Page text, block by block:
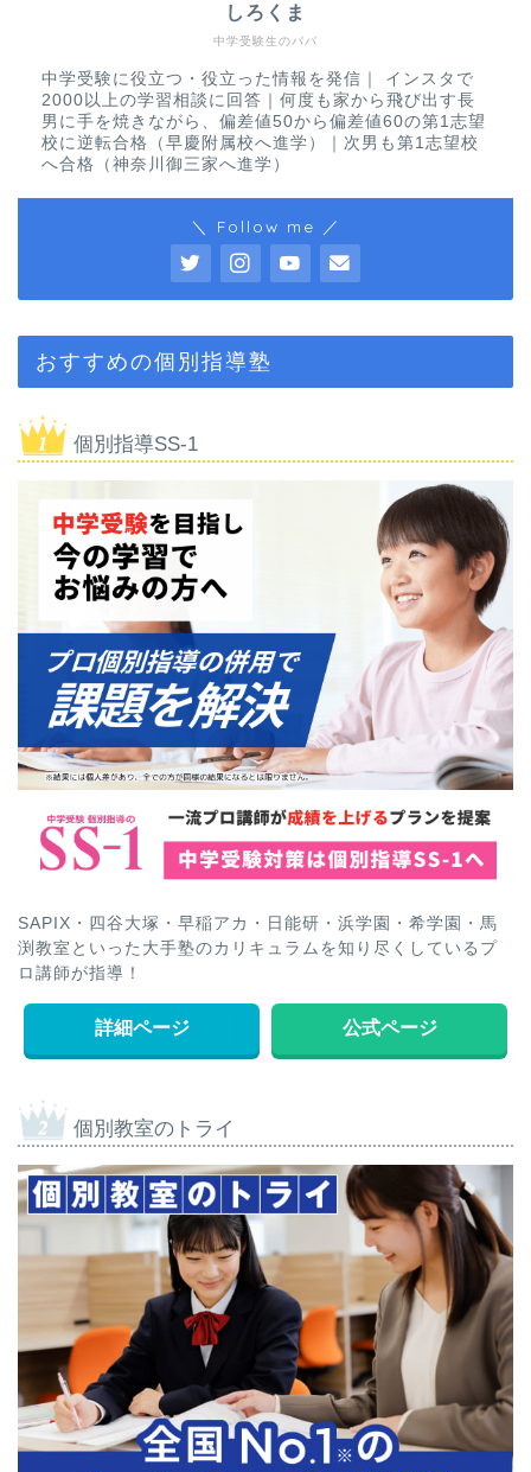
中学受験生のパパ
しろくま
中学受験に役立つ・役立った情報を発信｜ インスタで
2000以上の学習相談に回答｜何度も家から飛び出す長
男に手を焼きながら、偏差値50から偏差値60の第1志望
校に逆転合格（早慶附属校へ進学）｜次男も第1志望校
へ合格（神奈川御三家へ進学）
＼ Follow me ／
おすすめの個別指導塾
個別指導SS-1
SAPIX・四谷大塚・早稲アカ・日能研・浜学園・希学園・馬
渕教室といった大手塾のカリキュラムを知り尽くしているプ
ロ講師が指導！
詳細ページ 公式ページ
個別教室のトライ